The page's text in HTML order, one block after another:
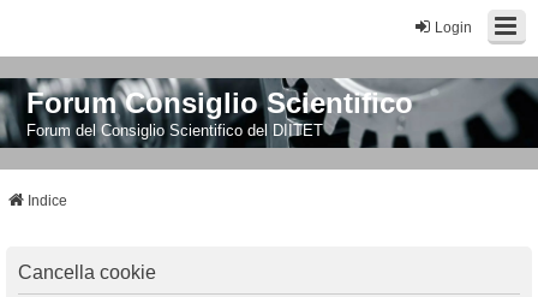
Login
Forum Consiglio Scientifico
Forum del Consiglio Scientifico del DIITET
Indice
Cancella cookie